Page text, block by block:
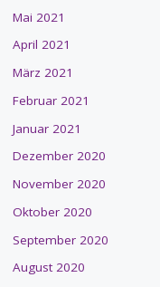
Mai 2021
April 2021
März 2021
Februar 2021
Januar 2021
Dezember 2020
November 2020
Oktober 2020
September 2020
August 2020